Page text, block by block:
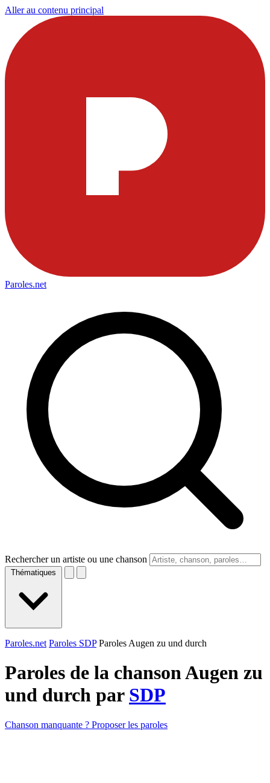
Aller au contenu principal
Paroles.net
Rechercher un artiste ou une chanson
Thématiques
Paroles.net Paroles SDP Paroles Augen zu und durch
Paroles de la chanson Augen zu
und durch par SDP
Chanson manquante ? Proposer les paroles